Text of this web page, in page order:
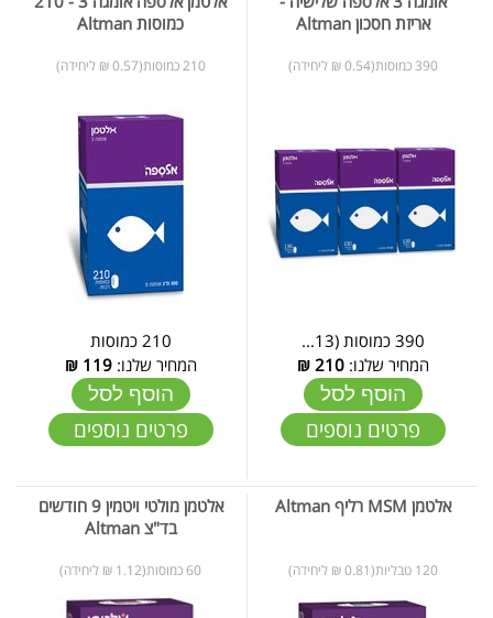
אריזת חסכון Altman
390 כמוסות(0.54 ₪ ליחידה)
390 כמוסות (13...
המחיר שלנו: 210
₪
הוסף לסל
פרטים נוספים
כמוסות Altman
210 כמוסות(0.57 ₪ ליחידה)
210 כמוסות
המחיר שלנו:119
₪
הוסף לסל
פרטים נוספים
אלטמן MSM רליף Altman
120 טבליות(0.81 ₪ ליחידה)
אלטמן מולטי ויטמין 9 חודשים
בד"צ Altman
60 כמוסות(1.12 ₪ ליחידה)